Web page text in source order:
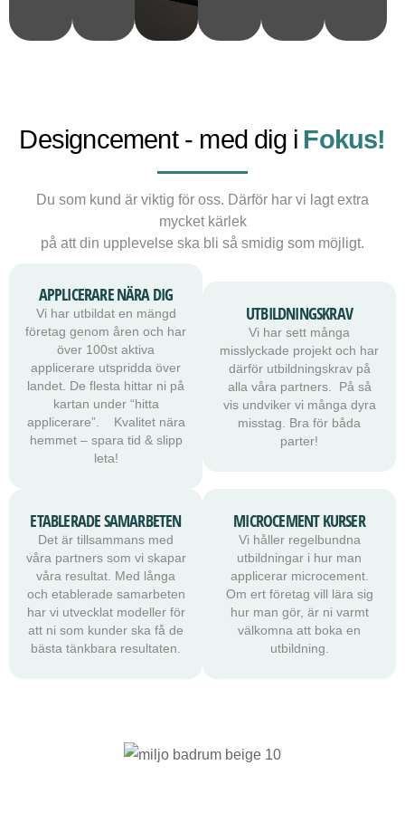
Designcement - med dig i Fokus!
Du som kund är viktig för oss. Därför har vi lagt extra
mycket kärlek
på att din upplevelse ska bli så smidig som möjligt.
APPLICERARE NÄRA DIG
Vi har utbildat en mängd
företag genom åren och har
över 100st aktiva
applicerare utspridda över
landet. De flesta hittar ni på
kartan under “hitta
applicerare”. Kvalitet nära
hemmet – spara tid & slipp
leta!
UTBILDNINGSKRAV
Vi har sett många
misslyckade projekt och har
därför utbildningskrav på
alla våra partners. På så
vis undviker vi många dyra
misstag. Bra för båda
parter!
ETABLERADE SAMARBETEN
Det är tillsammans med
våra partners som vi skapar
våra resultat. Med långa
och etablerade samarbeten
har vi utvecklat modeller för
att ni som kunder ska få de
bästa tänkbara resultaten.
MICROCEMENT KURSER
Vi håller regelbundna
utbildningar i hur man
applicerar microcement.
Om ert företag vill lära sig
hur man gör, är ni varmt
välkomna att boka en
utbildning.